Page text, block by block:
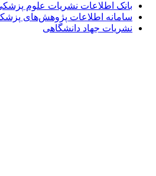
بانک اطلاعات نشریات علوم
سامانه اطلاعات پژوهش‌های
نشریات جهاد دانشگاهی